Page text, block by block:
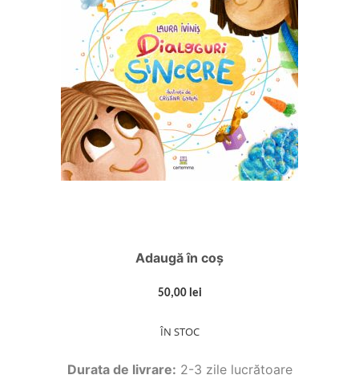
Adaugă în coș
50,00 lei
ÎN STOC
Durata de livrare: 2-3 zile lucrătoare